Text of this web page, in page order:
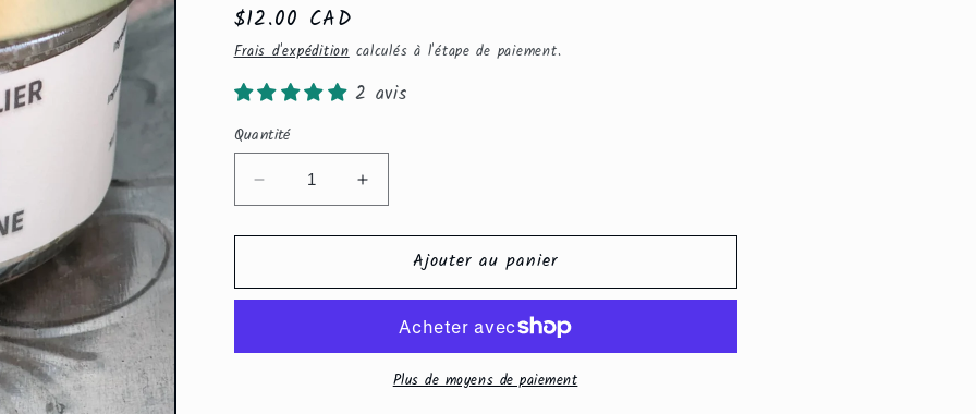
Prix
habituel
$12.00 CAD
Frais d'expéditioncalculés à l'étape de paiement.
2 avis
Quantité
Réduire
la
quantité
Verrine
Ail
Augmenter
la
quantité
Verrine
Sanglier
Ail
&amp;
Ajouter au panier
Plus de moyens de paiement